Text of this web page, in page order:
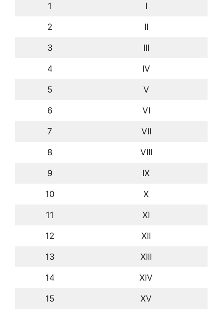
1 I
2 II
3 III
4 IV
5 V
6 VI
7 VII
8 VIII
9 IX
10 X
11 XI
12 XII
13 XIII
14 XIV
15 XV